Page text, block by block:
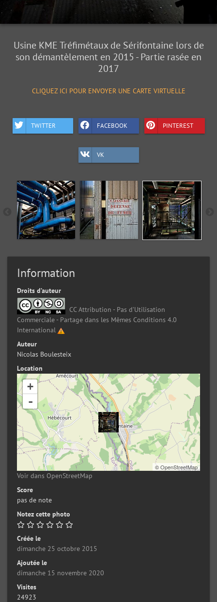
Usine KME Tréfimétaux de Sérifontaine lors de
son démantèlement en 2015 - Partie rasée en
2017
CLIQUEZ ICI POUR ENVOYER UNE CARTE VIRTUELLE
TWITTER FACEBOOK PINTEREST
VK
Information
Droits d’auteur
CC Attribution - Pas d’Utilisation
Commerciale - Partage dans les Mêmes Conditions 4.0
International
Auteur
Nicolas Boulesteix
Location
+
-
©OpenStreetMap
Voir dans OpenStreetMap
Score
pas de note
Notez cette photo
Créée le
dimanche 25 octobre 2015
Ajoutée le
dimanche 15 novembre 2020
Visites
24923